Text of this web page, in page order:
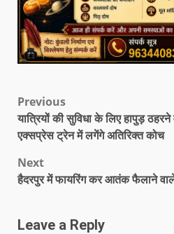
Previous
यात्रियों की सुविधा के लिए हापुड़ ठहरने
एक्सप्रेस ट्रेन में लगेंगे अतिरिक्त कोच
Next
हैदरपुर में फायरिंग कर आतंक फैलाने
Leave a Reply